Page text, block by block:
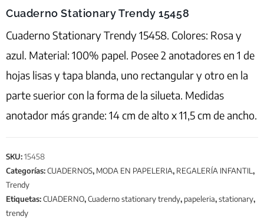
Cuaderno Stationary Trendy 15458
Cuaderno Stationary Trendy 15458. Colores: Rosa y
azul. Material: 100% papel. Posee 2 anotadores en 1 de
hojas lisas y tapa blanda, uno rectangular y otro en la
parte suerior con la forma de la silueta. Medidas
anotador más grande: 14 cm de alto x 11,5 cm de ancho.
SKU:15458
Categorías:CUADERNOS, MODA EN PAPELERIA, REGALERÍA INFANTIL ,
Trendy
Etiquetas:CUADERNO,Cuaderno stationary trendy, papeleria,stationary,
trendy